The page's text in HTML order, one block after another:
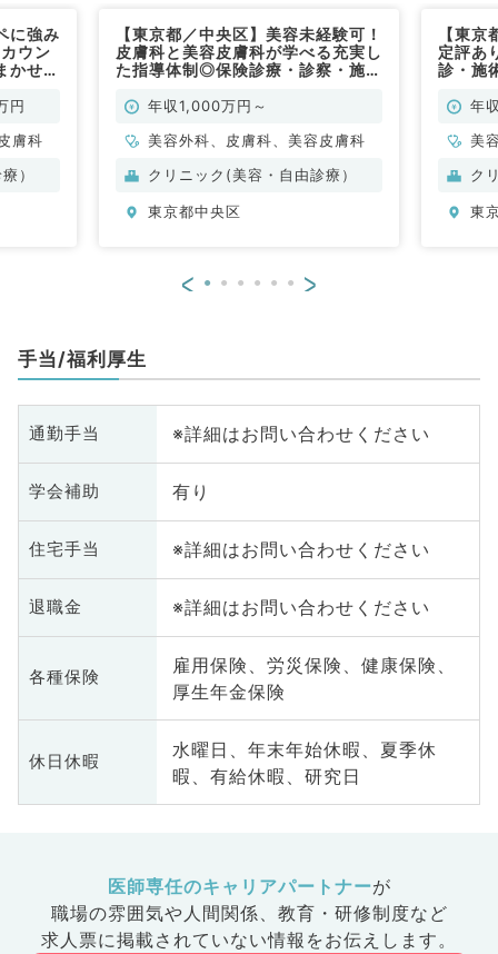
に強み
ウン
かせ
円
膚科
）
【東京都／中央区】美容未経験可！
皮膚科と美容皮膚科が学べる充実し
た指導体制◎保険診療・診察・施
科／常勤）
年収1,000万円～
美容外科、皮膚科、美容皮膚科
クリニック(美容・自由診療）
東京都中央区
【東
定評あ
診・施
年
美
ク
東
< >
手当/福利厚生
通勤手当 ※詳細はお問い合わせください
学会補助 有り
住宅手当 ※詳細はお問い合わせください
退職金 ※詳細はお問い合わせください
各種保険
雇用保険、労災保険、健康保険、
厚生年金保険
休日休暇
水曜日、年末年始休暇、夏季休
暇、有給休暇、研究日
医師専任のキャリアパートナーが
職場の雰囲気や人間関係、 教育・研修制度など
求人票に掲載されていない情報をお伝えします。